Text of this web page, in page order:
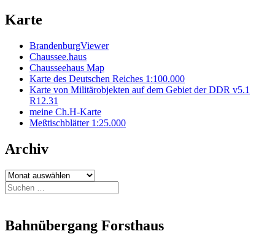
Karte
BrandenburgViewer
Chaussee.haus
Chausseehaus Map
Karte des Deutschen Reiches 1:100.000
Karte von Militärobjekten auf dem Gebiet der DDR v5.1
R12.31
meine Ch.H-Karte
Meßtischblätter 1:25.000
Archiv
Archiv
Suchen
nach:
Bahnübergang Forsthaus